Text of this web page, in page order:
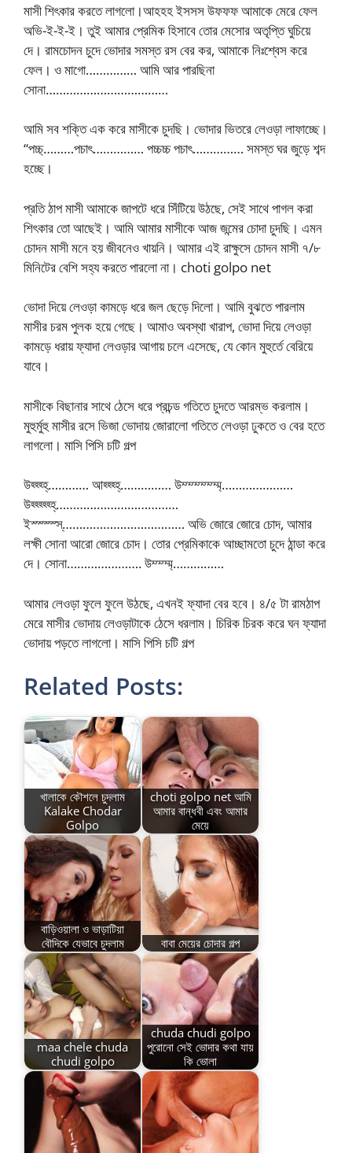
মাসী শিৎকার করতে লাগলো।আহহহ ইসসস উফফফ আমাকে মেরে ফেল
অভি-ই-ই-ই। তুই আমার প্রেমিক হিসাবে তোর মেসোর অতৃপ্তি ঘুচিয়ে
দে। রামচোদন চুদে ভোদার সমস্ত রস বের কর, আমাকে নিঃশ্বেস করে
ফেল। ও মাগো…………… আমি আর পারছিনা
সোনা………………………………
আমি সব শক্তি এক করে মাসীকে চুদছি। ভোদার ভিতরে লেওড়া লাফাচ্ছে।
“পচ্চ্………পচাৎ…………… পচ্চচ্চ পচাৎ…………… সমস্ত ঘর জুড়ে শব্দ
হচ্ছে।
প্রতি ঠাপ মাসী আমাকে জাপটে ধরে সিঁটিয়ে উঠছে, সেই সাথে পাগল করা
শিৎকার তো আছেই। আমি আমার মাসীকে আজ জন্মের চোদা চুদছি। এমন
চোদন মাসী মনে হয় জীবনেও খায়নি। আমার এই রাক্ষুসে চোদন মাসী ৭/৮
মিনিটের বেশি সহ্য করতে পারলো না। choti golpo net
ভোদা দিয়ে লেওড়া কামড়ে ধরে জল ছেড়ে দিলো। আমি বুঝতে পারলাম
মাসীর চরম পুলক হয়ে গেছে। আমাও অবস্থা খারাপ, ভোদা দিয়ে লেওড়া
কামড়ে ধরায় ফ্যাদা লেওড়ার আগায় চলে এসেছে, যে কোন মুহুর্তে বেরিয়ে
যাবে।
মাসীকে বিছানার সাথে ঠেসে ধরে প্রচন্ড গতিতে চুদতে আরম্ভ করলাম।
মুহুর্মুহু মাসীর রসে ভিজা ভোদায় জোরালো গতিতে লেওড়া ঢুকতে ও বের হতে
লাগলো। মাসি পিসি চটি গল্প
উহ্হ্হ্হ্………… আহ্হ্হ্হ্…………… উম্ম্ম্ম্ম্ম্ম্…………………
উহ্হ্হ্হ্হ্হ্………………………………
ইস্স্স্স্স্……………………………… অভি জোরে জোরে চোদ, আমার
লক্ষী সোনা আরো জোরে চোদ। তোর প্রেমিকাকে আচ্ছামতো চুদে ঠান্ডা করে
দে। সোনা…………………. উম্ম্ম্ম্……………
আমার লেওড়া ফুলে ফুলে উঠছে, এখনই ফ্যাদা বের হবে। ৪/৫ টা রামঠাপ
মেরে মাসীর ভোদায় লেওড়াটাকে ঠেসে ধরলাম। চিরিক চিরক করে ঘন ফ্যাদা
ভোদায় পড়তে লাগলো। মাসি পিসি চটি গল্প
Related Posts:
খালাকে কৌশলে চুদলাম
Kalake Chodar
Golpo
choti golpo net আমি
আমার বান্ধবী এবং আমার
মেয়ে
বাড়িওয়ালা ও ভাড়াটিয়া
বৌদিকে যেভাবে চুদলাম
বাবা মেয়ের চোদার গল্প
maa chele chuda
chudi golpo
chuda chudi golpo
পুরোনো সেই ভোদার কথা যায়
কি ভোলা